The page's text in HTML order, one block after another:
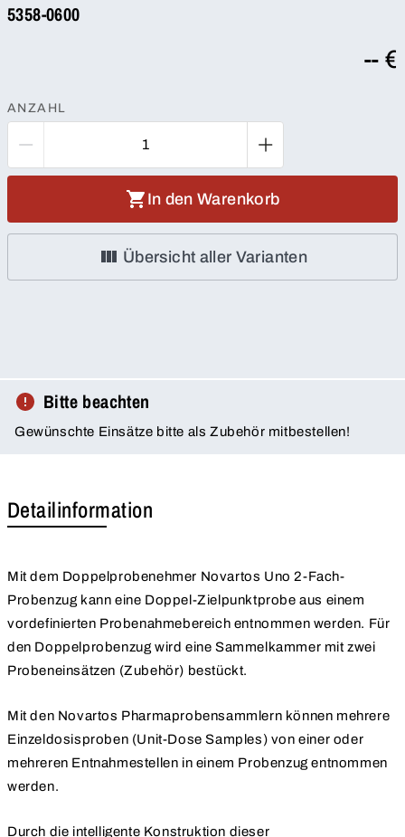
5358-0600
-- €
ANZAHL
In den Warenkorb
Übersicht aller Varianten
Bitte beachten
Gewünschte Einsätze bitte als Zubehör mitbestellen!
Detailinformation
Mit dem Doppelprobenehmer Novartos Uno 2-Fach-
Probenzug kann eine Doppel-Zielpunktprobe aus einem
vordefinierten Probenahmebereich entnommen werden. Für
den Doppelprobenzug wird eine Sammelkammer mit zwei
Probeneinsätzen (Zubehör) bestückt.
Mit den Novartos Pharmaprobensammlern können mehrere
Einzeldosisproben (Unit-Dose Samples) von einer oder
mehreren Entnahmestellen in einem Probenzug entnommen
werden.
Durch die intelligente Konstruktion dieser